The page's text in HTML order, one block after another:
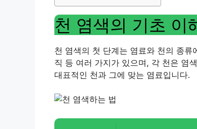
천 염색의 기초 이
천 염색의 첫 단계는 염료와 천의 종
직 등 여러 가지가 있으며, 각 천은 염
대표적인 천과 그에 맞는 염료입니다.